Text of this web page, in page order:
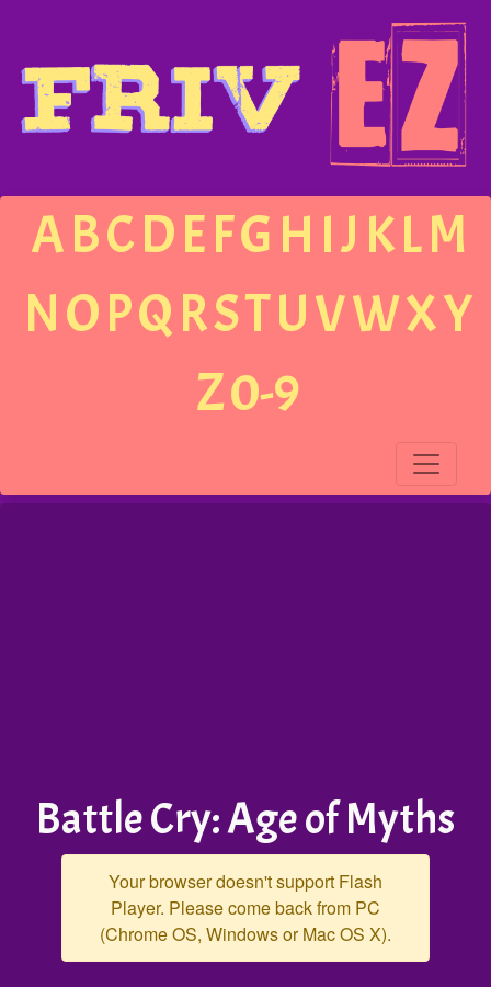
ABCDEFGH IJ KLM
NOPQRSTUVWXY
Z0-9
Battle Cry: Age of Myths
Your browser doesn't support Flash
Player. Please come back from PC
(Chrome OS, Windows or Mac OS X).